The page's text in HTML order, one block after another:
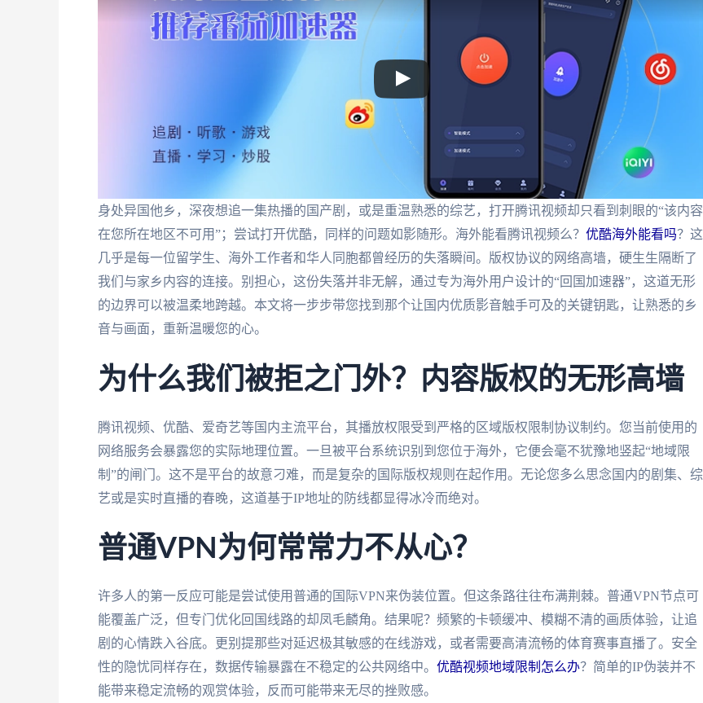
身处异国他乡，深夜想追一集热播的国产剧，或是重温熟悉的综艺，打开腾讯视频却只看到刺眼的“该内容
在您所在地区不可用”；尝试打开优酷，同样的问题如影随形。海外能看腾讯视频么？ 优酷海外能看吗？这
几乎是每一位留学生、海外工作者和华人同胞都曾经历的失落瞬间。版权协议的网络高墙，硬生生隔断了
我们与家乡内容的连接。别担心，这份失落并非无解，通过专为海外用户设计的“回国加速器”，这道无形
的边界可以被温柔地跨越。本文将一步步带您找到那个让国内优质影音触手可及的关键钥匙，让熟悉的乡
音与画面，重新温暖您的心。
为什么我们被拒之门外？内容版权的无形高墙
腾讯视频、优酷、爱奇艺等国内主流平台，其播放权限受到严格的区域版权限制协议制约。您当前使用的
网络服务会暴露您的实际地理位置。一旦被平台系统识别到您位于海外，它便会毫不犹豫地竖起“地域限
制”的闸门。这不是平台的故意刁难，而是复杂的国际版权规则在起作用。无论您多么思念国内的剧集、综
艺或是实时直播的春晚，这道基于IP地址的防线都显得冰冷而绝对。
普通VPN为何常常力不从心？
许多人的第一反应可能是尝试使用普通的国际VPN来伪装位置。但这条路往往布满荆棘。普通VPN节点可
能覆盖广泛，但专门优化回国线路的却凤毛麟角。结果呢？频繁的卡顿缓冲、模糊不清的画质体验，让追
剧的心情跌入谷底。更别提那些对延迟极其敏感的在线游戏，或者需要高清流畅的体育赛事直播了。安全
性的隐忧同样存在，数据传输暴露在不稳定的公共网络中。 优酷视频地域限制怎么办？简单的IP伪装并不
能带来稳定流畅的观赏体验，反而可能带来无尽的挫败感。